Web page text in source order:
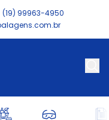
(19) 99963-4950